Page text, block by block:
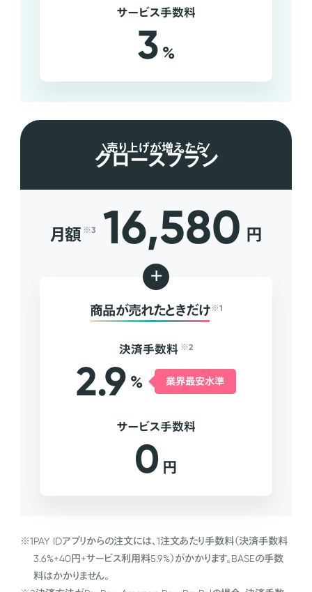
サービス手数料
3 %
売り上げが増えたら
グロースプラン
月額 ※3 16,580 円
+
商品が売れたときだけ ※1
決済手数料 ※2
2.9 % 業界最安水準
サービス手数料
0 円
※1PAY IDアプリからの注文には、1注文あたり手数料（決済手数料
3.6%+40円+サービス利用料5.9%）がかかります。BASEの手数
料はかかりません。